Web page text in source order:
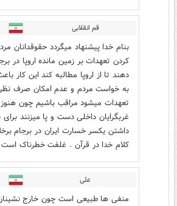
قم انقلابی
بنام خدا پیشنهاد میگردد حقوقدانان
کردن تعهدات بر زمین مانده اروپا در
دهند تا از اروپا مطالبه کند این کار
به خواست مردم و عدم امکان صرف
تعهدات میشود مراقب باشیم چون هنوز
غربگرایان داخلی دست و پا میزنند
داشتن یکسر خسارت ایران در برجام
کلام خدا در قرآن . غلفت خطرناک
علی
منفی ها طبیعی است چون خارج